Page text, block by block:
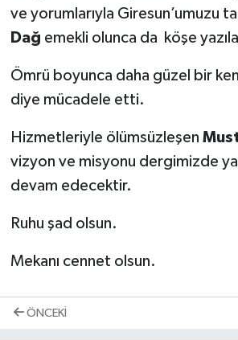
ve yorumlarıyla Giresun’umuzu
Dağ emekli olunca da köşe
Ömrü boyunca daha güzel bir
diye mücadele etti.
Hizmetleriyle ölümsüzleşen
vizyon ve misyonu dergimizde
devam edecektir.
Ruhu şad olsun.
Mekanı cennet olsun.
ÖNCEKI